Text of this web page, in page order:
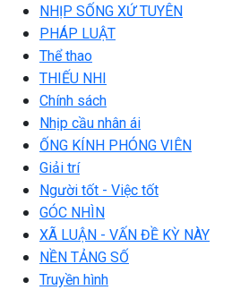
NHỊP SỐNG XỨ TUYÊN
PHÁP LUẬT
Thể thao
THIẾU NHI
Chính sách
Nhịp cầu nhân ái
ỐNG KÍNH PHÓNG VIÊN
Giải trí
Người tốt - Việc tốt
GÓC NHÌN
XÃ LUẬN - VẤN ĐỀ KỲ NÀY
NỀN TẢNG SỐ
Truyền hình